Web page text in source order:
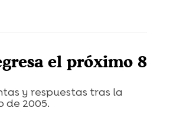
el próximo 8
y respuestas tras la
de 2005.